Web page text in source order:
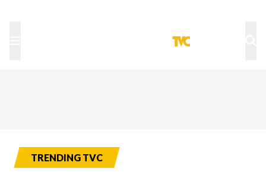
TRENDING TVC